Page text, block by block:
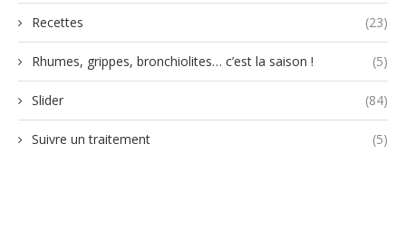
Recettes (23)
Rhumes, grippes, bronchiolites… c’est la saison ! (5)
Slider (84)
Suivre un traitement (5)